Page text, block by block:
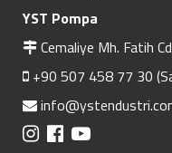
YST Pompa
Cemaliye Mh. Fatih
+90 507 458 77 30